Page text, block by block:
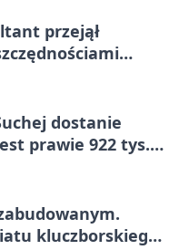
przejął
dostanie
prawie 922 tys.
kluczborskiego